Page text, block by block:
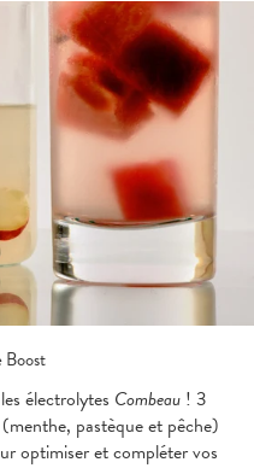
électrolytes Combeau ! 3
pastèque et pêche)
optimiser et compléter vos